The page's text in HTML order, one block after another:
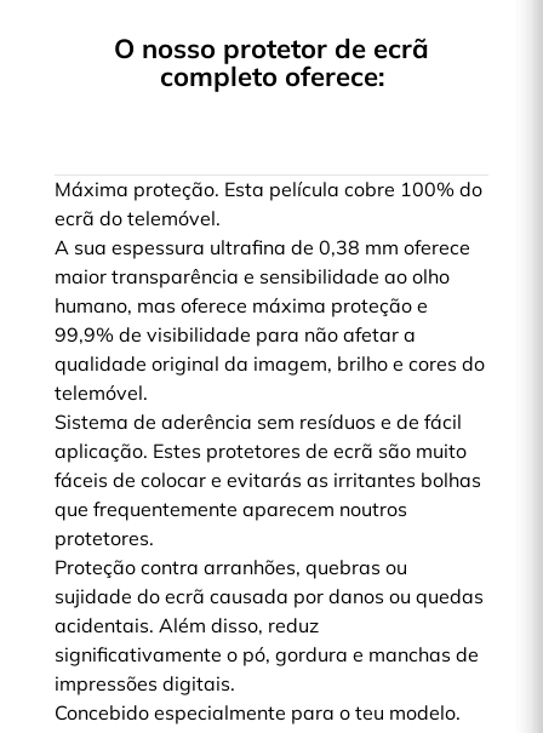
O nosso protetor de ecrã
completo oferece:
Máxima proteção. Esta película cobre 100% do
ecrã do telemóvel.
A sua espessura ultrafina de 0,38 mm oferece
maior transparência e sensibilidade ao olho
humano, mas oferece máxima proteção e
99,9% de visibilidade para não afetar a
qualidade original da imagem, brilho e cores do
telemóvel.
Sistema de aderência sem resíduos e de fácil
aplicação. Estes protetores de ecrã são muito
fáceis de colocar e evitarás as irritantes bolhas
que frequentemente aparecem noutros
protetores.
Proteção contra arranhões, quebras ou
sujidade do ecrã causada por danos ou quedas
acidentais. Além disso, reduz
significativamente o pó, gordura e manchas de
impressões digitais.
Concebido especialmente para o teu modelo.